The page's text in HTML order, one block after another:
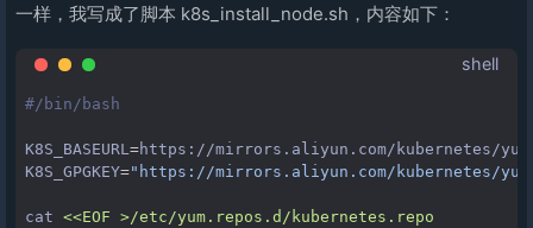
一样，我写成了脚本 k8s_install_node.sh，内容如下：
shell
#/bin/bash
K8S_BASEURL =
K8S_GPGKEY="https://mirrors.aliyun.com/kubernetes/
cat <<EOF >/etc/yum.repos.d/kubernetes.repo